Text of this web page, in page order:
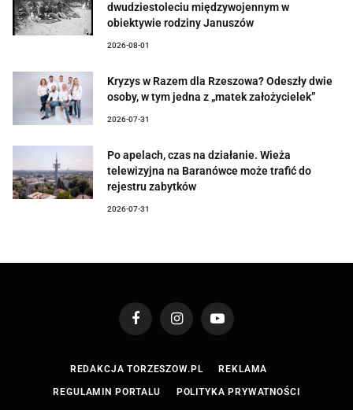
dwudziestoleciu międzywojennym w
obiektywie rodziny Januszów
2026-08-01
Kryzys w Razem dla Rzeszowa? Odeszły dwie
osoby, w tym jedna z „matek założycielek”
2026-07-31
Po apelach, czas na działanie. Wieża
telewizyjna na Baranówce może trafić do
rejestru zabytków
2026-07-31
FacebookInstagramYouTube
REDAKCJA TORZESZOW.PL REKLAMA
REGULAMIN PORTALU POLITYKA PRYWATNOŚCI